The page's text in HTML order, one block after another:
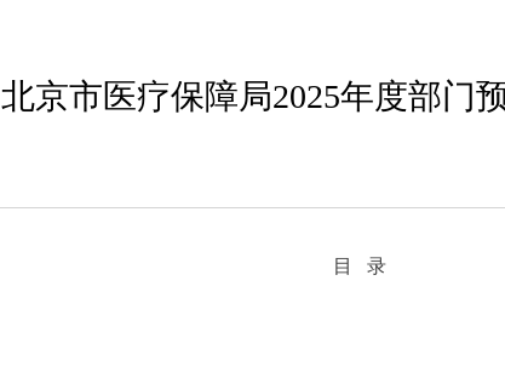
北京市医疗保障局2025年度部门
目 录